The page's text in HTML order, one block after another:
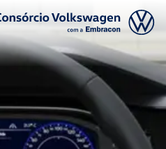
Logo Consórcio Volkswagen com